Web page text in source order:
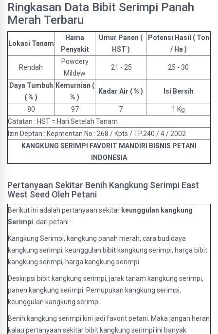
Ringkasan Data Bibit Serimpi Panah
Merah Terbaru
Lokasi Tanam
Hama
Penyakit
Umur Panen (
HST )
Potensi Hasil ( Ton
/ Ha )
Rendah
Powdery
Mildew
21 - 25 25 - 30
Daya Tumbuh
( % )
Kemurnian (
% )
Kadar Air ( % ) Isi Bersih
80 97 7
1 Kg
Catatan : HST = Hari Setelah Tanam
Izin Deptan : Kepmentan No : 268 / Kpts / TP.240 / 4 / 2002
KANGKUNG SERIMPI FAVORIT MANDIRI BISNIS PETANI
INDONESIA
Pertanyaan Sekitar Benih Kangkung Serimpi East
West Seed Oleh Petani
Berikut ini adalah pertanyaan sekitar keunggulan kangkung
Serimpi dari petani :
Kangkung Serimpi, kangkung panah merah, cara budidaya
kangkung serimpi, keunggulan bibit kangkung serimpi, harga bibit
kangkung serimpi, harga kangkung serimpi.
Deskripsi bibit kangkung serimpi, jarak tanam kangkung serimpi,
panen kangkung serimpi. Pemupukan kangkung serimpi,
keunggulan kangkung serimpi.
Benih kangkung serimpi kini jadi favorit petani. Maka jangan heran
kalau pertanyaan sekitar bibit kangkung serimpi ini banyak